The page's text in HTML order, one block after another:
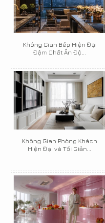
Không Gian Bếp Hiện Đại
Đậm Chất Ấn Độ...
Không Gian Phòng Khách
Hiện Đại và Tối Giản...